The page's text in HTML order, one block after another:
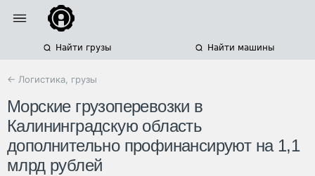
Найти грузы Найти машины
← Логистика, грузы
Морские грузоперевозки в
Калининградскую область
дополнительно профинансируют на 1,1
млрд рублей